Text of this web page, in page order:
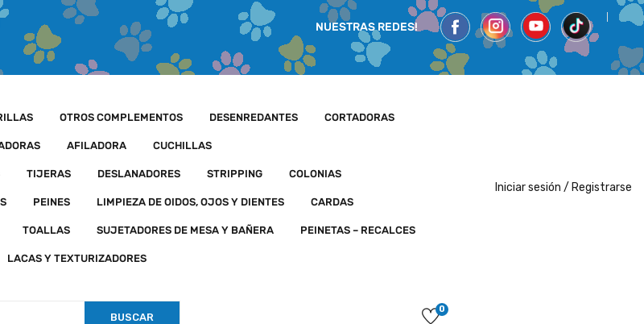
NUESTRAS REDES!
OTROS COMPLEMENTOS DESENREDANTES CORTADORAS
AFILADORA CUCHILLAS
TIJERAS DESLANADORES STRIPPING COLONIAS
PEINES LIMPIEZA DE OIDOS, OJOS Y DIENTES CARDAS
TOALLAS SUJETADORES DE MESA Y BAÑERA PEINETAS – RECALCES
LACAS Y TEXTURIZADORES
Iniciar sesión / Registrarse
BUSCAR
0